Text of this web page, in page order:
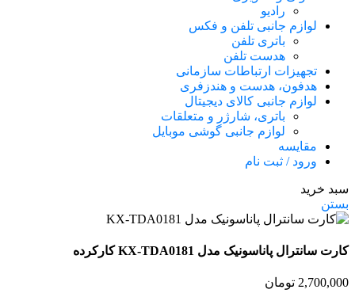
رادیو
لوازم جانبی تلفن و فکس
باتری تلفن
هدست تلفن
تجهیزات ارتباطات سازمانی
هدفون، هدست و هندزفری
لوازم جانبی کالای دیجیتال
باتری، شارژر و متعلقات
لوازم جانبی گوشی موبایل
مقایسه
ورود / ثبت نام
سبد خرید
بستن
کارت سانترال پاناسونیک مدل KX-TDA0181 کارکرده
2,700,000 تومان